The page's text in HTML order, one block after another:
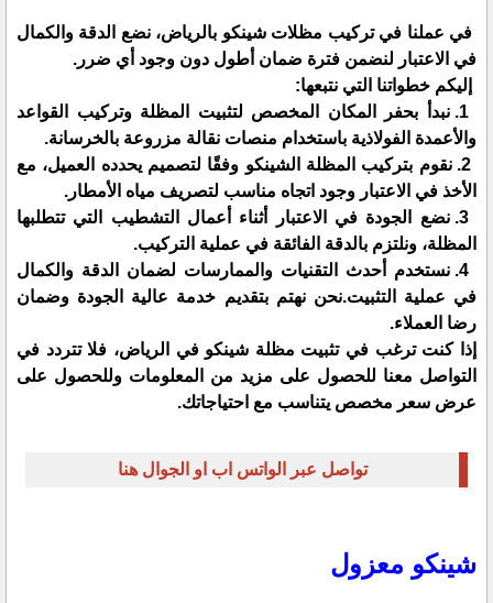
في عملنا في تركيب مظلات شينكو بالرياض، نضع الدقة والكمال
في الاعتبار لنضمن فترة ضمان أطول دون وجود أي ضرر.
إليكم خطواتنا التي نتبعها:
1. نبدأ بحفر المكان المخصص لتثبيت المظلة وتركيب القواعد
والأعمدة الفولاذية باستخدام منصات نقالة مزروعة بالخرسانة.
2. نقوم بتركيب المظلة الشينكو وفقًا لتصميم يحدده العميل، مع
الأخذ في الاعتبار وجود اتجاه مناسب لتصريف مياه الأمطار.
3. نضع الجودة في الاعتبار أثناء أعمال التشطيب التي تتطلبها
المظلة، ونلتزم بالدقة الفائقة في عملية التركيب.
4. نستخدم أحدث التقنيات والممارسات لضمان الدقة والكمال
في عملية التثبيت.نحن نهتم بتقديم خدمة عالية الجودة وضمان
رضا العملاء.
إذا كنت ترغب في تثبيت مظلة شينكو في الرياض، فلا تتردد في
التواصل معنا للحصول على مزيد من المعلومات وللحصول على
عرض سعر مخصص يتناسب مع احتياجاتك.
تواصل عبر الواتس اب او الجوال هنا
شينكو معزول